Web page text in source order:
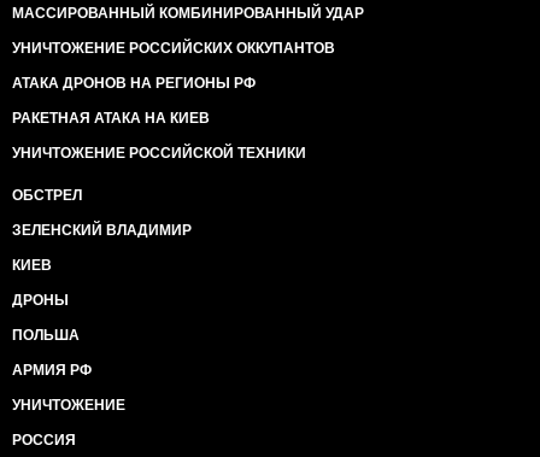
МАССИРОВАННЫЙ КОМБИНИРОВАННЫЙ УДАР
УНИЧТОЖЕНИЕ РОССИЙСКИХ ОККУПАНТОВ
АТАКА ДРОНОВ НА РЕГИОНЫ РФ
РАКЕТНАЯ АТАКА НА КИЕВ
УНИЧТОЖЕНИЕ РОССИЙСКОЙ ТЕХНИКИ
ОБСТРЕЛ
ЗЕЛЕНСКИЙ ВЛАДИМИР
КИЕВ
ДРОНЫ
ПОЛЬША
АРМИЯ РФ
УНИЧТОЖЕНИЕ
РОССИЯ